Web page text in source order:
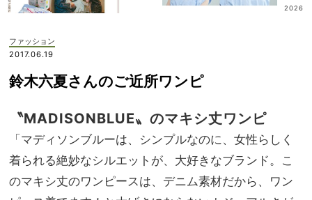
記憶
に一
る
【極
上の
家族
旅】
ボ
ン
ジ！
キャ
2026
ファッション
2017.06.19
鈴木六夏さんのご近所ワンピ
〝MADISONBLUE〟のマキシ丈ワンピ
「マディソンブルーは、シンプルなのに、女性らしく
着られる絶妙なシルエットが、大好きなブランド。こ
のマキシ丈のワンピースは、デニム素材だから、ワン